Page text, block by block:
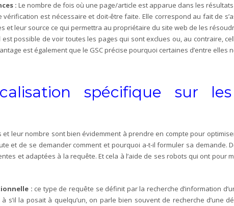
: Le nombre de fois où une page/article est apparue dans les
vérification est nécessaire et doit-être faite. Elle correspond au fait de
et leur source ce qui permettra au propriétaire du site web de les
est possible de voir toutes les pages qui sont exclues ou, au contraire,
est également que le GSC précise pourquoi certaines d’entre elles
spécifique sur
leur nombre sont bien évidemment à prendre en compte pour
et de se demander comment et pourquoi a-t-il formuler sa
et adaptées à la requête. Et cela à l’aide de ses robots qui ont
: ce type de requête se définit par la recherche d’information
s’il la posait à quelqu’un, on parle bien souvent de recherche d’une